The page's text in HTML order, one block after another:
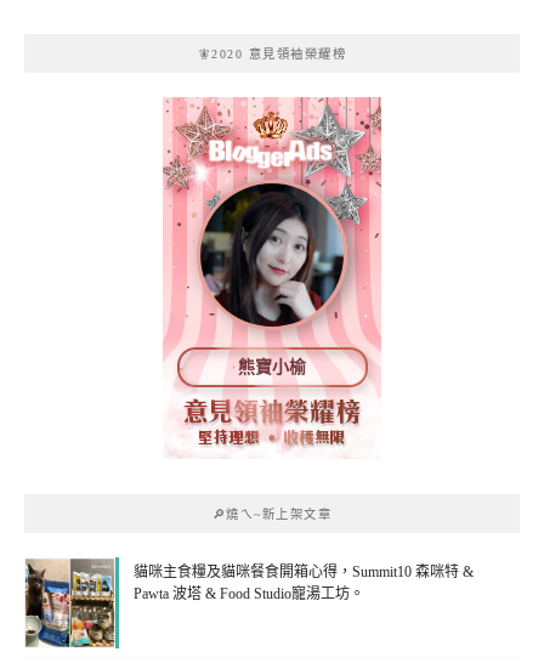
🧚2020 意見領袖榮耀榜
熊寶小榆
🔎燒ㄟ~新上架文章
貓咪主食糧及貓咪餐食開箱心得，Summit10 森咪特 &
Pawta 波塔 & Food Studio寵湯工坊。